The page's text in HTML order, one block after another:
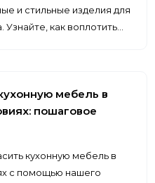
и стильные изделия для
как воплотить…
мебель в
пошаговое
кухонную мебель в
с помощью нашего